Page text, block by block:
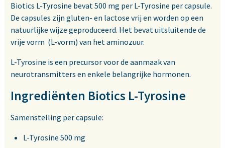
Biotics L-Tyrosine bevat 500 mg per L-Tyrosine per capsule.
De capsules zijn gluten- en lactose vrij en worden op een
natuurlijke wijze geproduceerd. Het bevat uitsluitende de
vrije vorm (L-vorm) van het aminozuur.
L-Tyrosine is een precursor voor de aanmaak van
neurotransmitters en enkele belangrijke hormonen.
Ingrediënten Biotics L-Tyrosine
Samenstelling per capsule:
L-Tyrosine 500 mg